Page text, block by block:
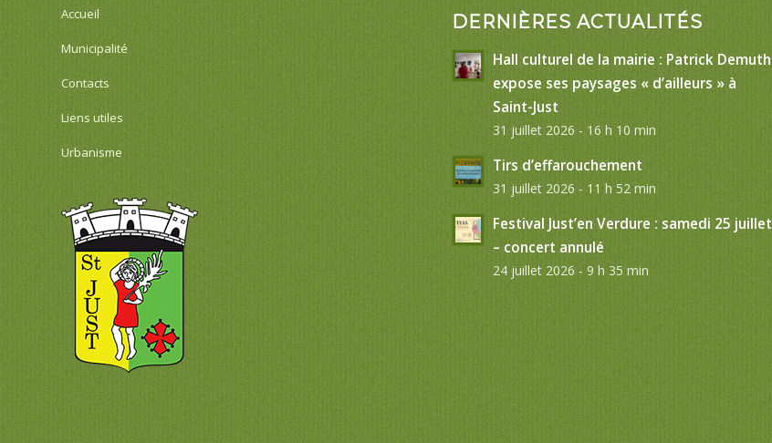
Accueil
Municipalité
Contacts
Liens utiles
Urbanisme
DERNIÈRES ACTUALITÉS
Hall culturel de la mairie : Patrick Demuth
expose ses paysages « d’ailleurs » à
Saint-Just
31 juillet 2026 - 16 h 10 min
Tirs d’effarouchement
31 juillet 2026 - 11 h 52 min
Festival Just’en Verdure : samedi 25 juillet
– concert annulé
24 juillet 2026 - 9 h 35 min